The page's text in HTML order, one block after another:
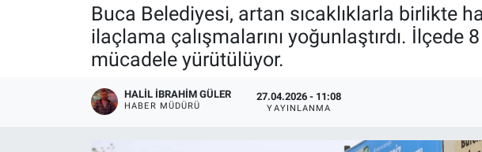
Buca Belediyesi, artan sıcaklıklarla birlikte
ilaçlama çalışmalarını yoğunlaştırdı.
mücadele yürütülüyor.
HALIL İBRAHIM GÜLER
HABER MÜDÜRÜ
27.04.2026 - 11:08
YAYINLANMA